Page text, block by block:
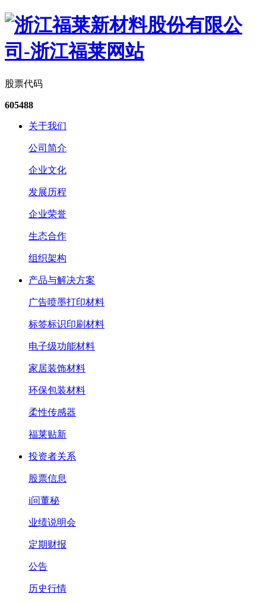
股票代码
605488
关于我们
公司简介
企业文化
发展历程
企业荣誉
生态合作
组织架构
产品与解决方案
广告喷墨打印材料
标签标识印刷材料
电子级功能材料
家居装饰材料
环保包装材料
柔性传感器
福莱贴新
投资者关系
股票信息
i问董秘
业绩说明会
定期财报
公告
历史行情